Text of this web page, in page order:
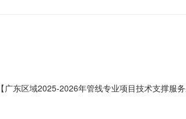
东区域2025-2026年管线专业项目技术支撑服
成现场测量、现场检查、合同管理、信息管理、